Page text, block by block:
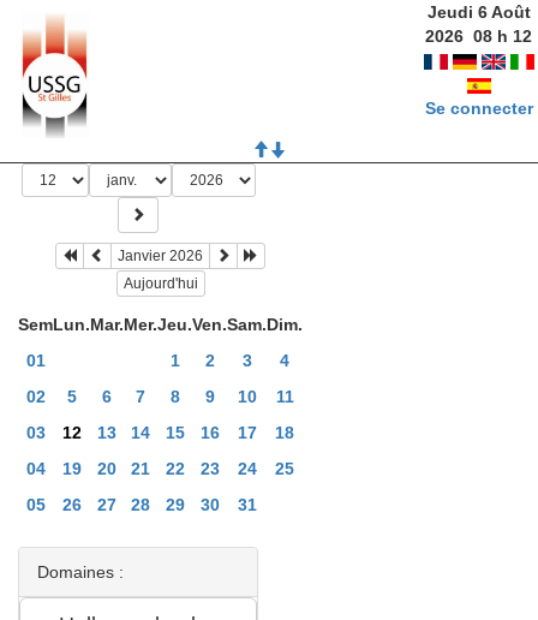
Jeudi 6 Août
2026 08 h 12
Se connecter
Janvier 2026
Aujourd'hui
SemLun.Mar.Mer.Jeu.Ven.Sam.Dim.
01
1 2 3
4
02
5 6 7 8 9 10
11
03
12 13 14 15 16 17
18
04
19 20 21 22 23 24
25
05
26 27 28 29 30 31
Domaines :